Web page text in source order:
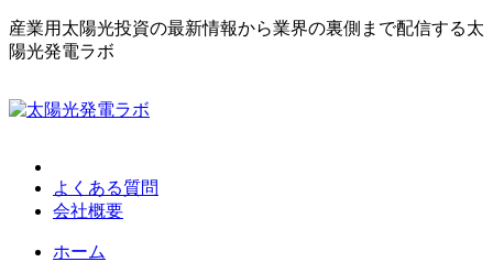
産業用太陽光投資の最新情報から業界の裏側まで配信する太
陽光発電ラボ
よくある質問
会社概要
ホーム